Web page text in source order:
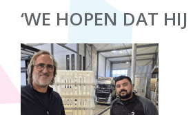
‘WE HOPEN DAT HIJ